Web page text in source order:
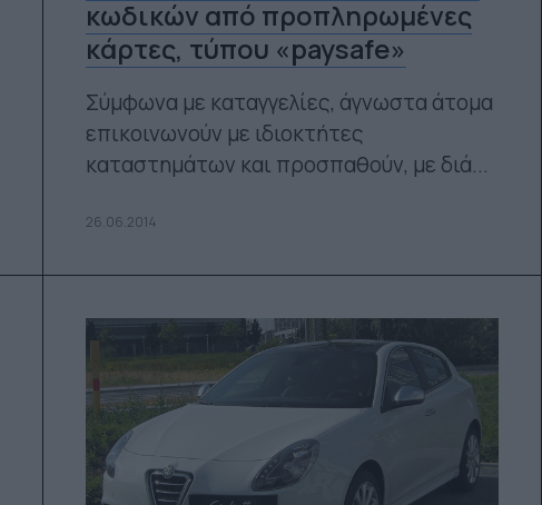
κωδικών από προπληρωμένες
κάρτες, τύπου «paysafe»
Σύμφωνα με καταγγελίες, άγνωστα άτομα
επικοινωνούν με ιδιοκτήτες
καταστημάτων και προσπαθούν, με διά...
26.06.2014